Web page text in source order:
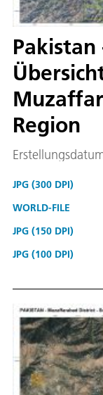
Pakistan
Region
JPG (300 DPI)
WORLD-FILE
JPG (150 DPI)
JPG (100 DPI)